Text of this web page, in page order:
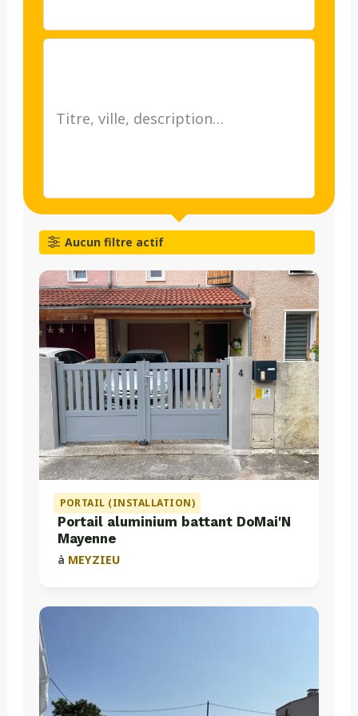
Aucun filtre actif
PORTAIL (INSTALLATION)
Portail aluminium battant DoMai'N
Mayenne
à MEYZIEU